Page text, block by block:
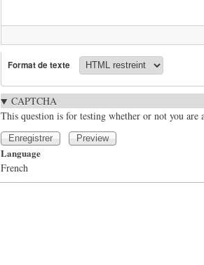
Format de texte
CAPTCHA
This question is for testing whether or not you are
Language
French